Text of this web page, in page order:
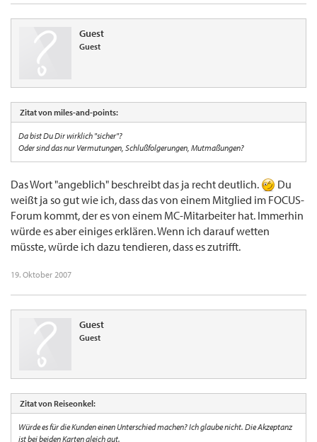
Guest
Guest
Zitat von miles-and-points:
Da bist Du Dir wirklich "sicher"?
Oder sind das nur Vermutungen, Schlußfolgerungen, Mutmaßungen?
Das Wort "angeblich" beschreibt das ja recht deutlich.
Du
weißt ja so gut wie ich, dass das von einem Mitglied im FOCUS-
Forum kommt, der es von einem MC-Mitarbeiter hat. Immerhin
würde es aber einiges erklären. Wenn ich darauf wetten
müsste, würde ich dazu tendieren, dass es zutrifft.
19. Oktober 2007
Guest
Guest
Zitat von Reiseonkel:
Würde es für die Kunden einen Unterschied machen? Ich glaube nicht. Die Akzeptanz
ist bei beiden Karten gleich gut.